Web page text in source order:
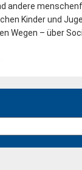
andere
Kinder und
Wegen – über